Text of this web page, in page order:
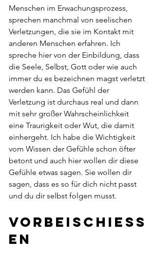
Menschen im Erwachungsprozess,
sprechen manchmal von seelischen
Verletzungen, die sie im Kontakt mit
anderen Menschen erfahren. Ich
spreche hier von der Einbildung, dass
die Seele, Selbst, Gott oder wie auch
immer du es bezeichnen magst verletzt
werden kann. Das Gefühl der
Verletzung ist durchaus real und dann
mit sehr großer Wahrscheinlichkeit
eine Traurigkeit oder Wut, die damit
einhergeht. Ich habe die Wichtigkeit
vom Wissen der Gefühle schon öfter
betont und auch hier wollen dir diese
Gefühle etwas sagen. Sie wollen dir
sagen, dass es so für dich nicht passt
und du dir selbst folgen musst.
Vorbeischiess
en